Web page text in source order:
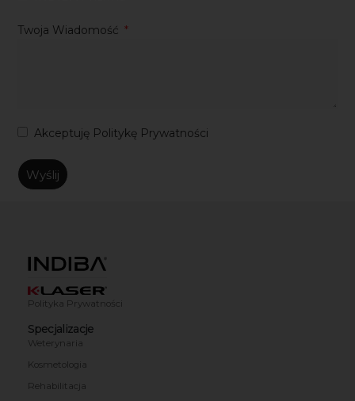
Twoja Wiadomość
Akceptuję Politykę Prywatności
Wyślij
Polityka Prywatności
Specjalizacje
Weterynaria
Kosmetologia
Rehabilitacja